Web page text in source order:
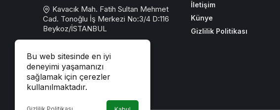
Bu web sitesinde en iyi
deneyimi yaşamanızı
sağlamak için çerezler
kullanılmaktadır.
Kavacık Mah. Fatih Sultan Mehmet
Cad. Tonoğlu İş Merkezi No:3/4 D:116
Beykoz/İSTANBUL
beykozguncel@gmail.com
iletisim@beykozguncel.com
İletişim
Künye
Gizlilik Politikası